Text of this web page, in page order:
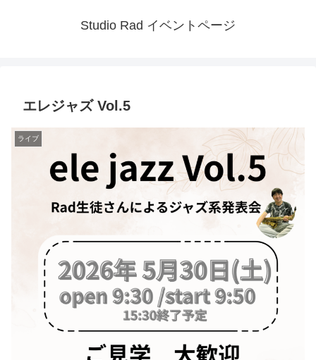
Studio Rad イベントページ
エレジャズ Vol.5
ライブ